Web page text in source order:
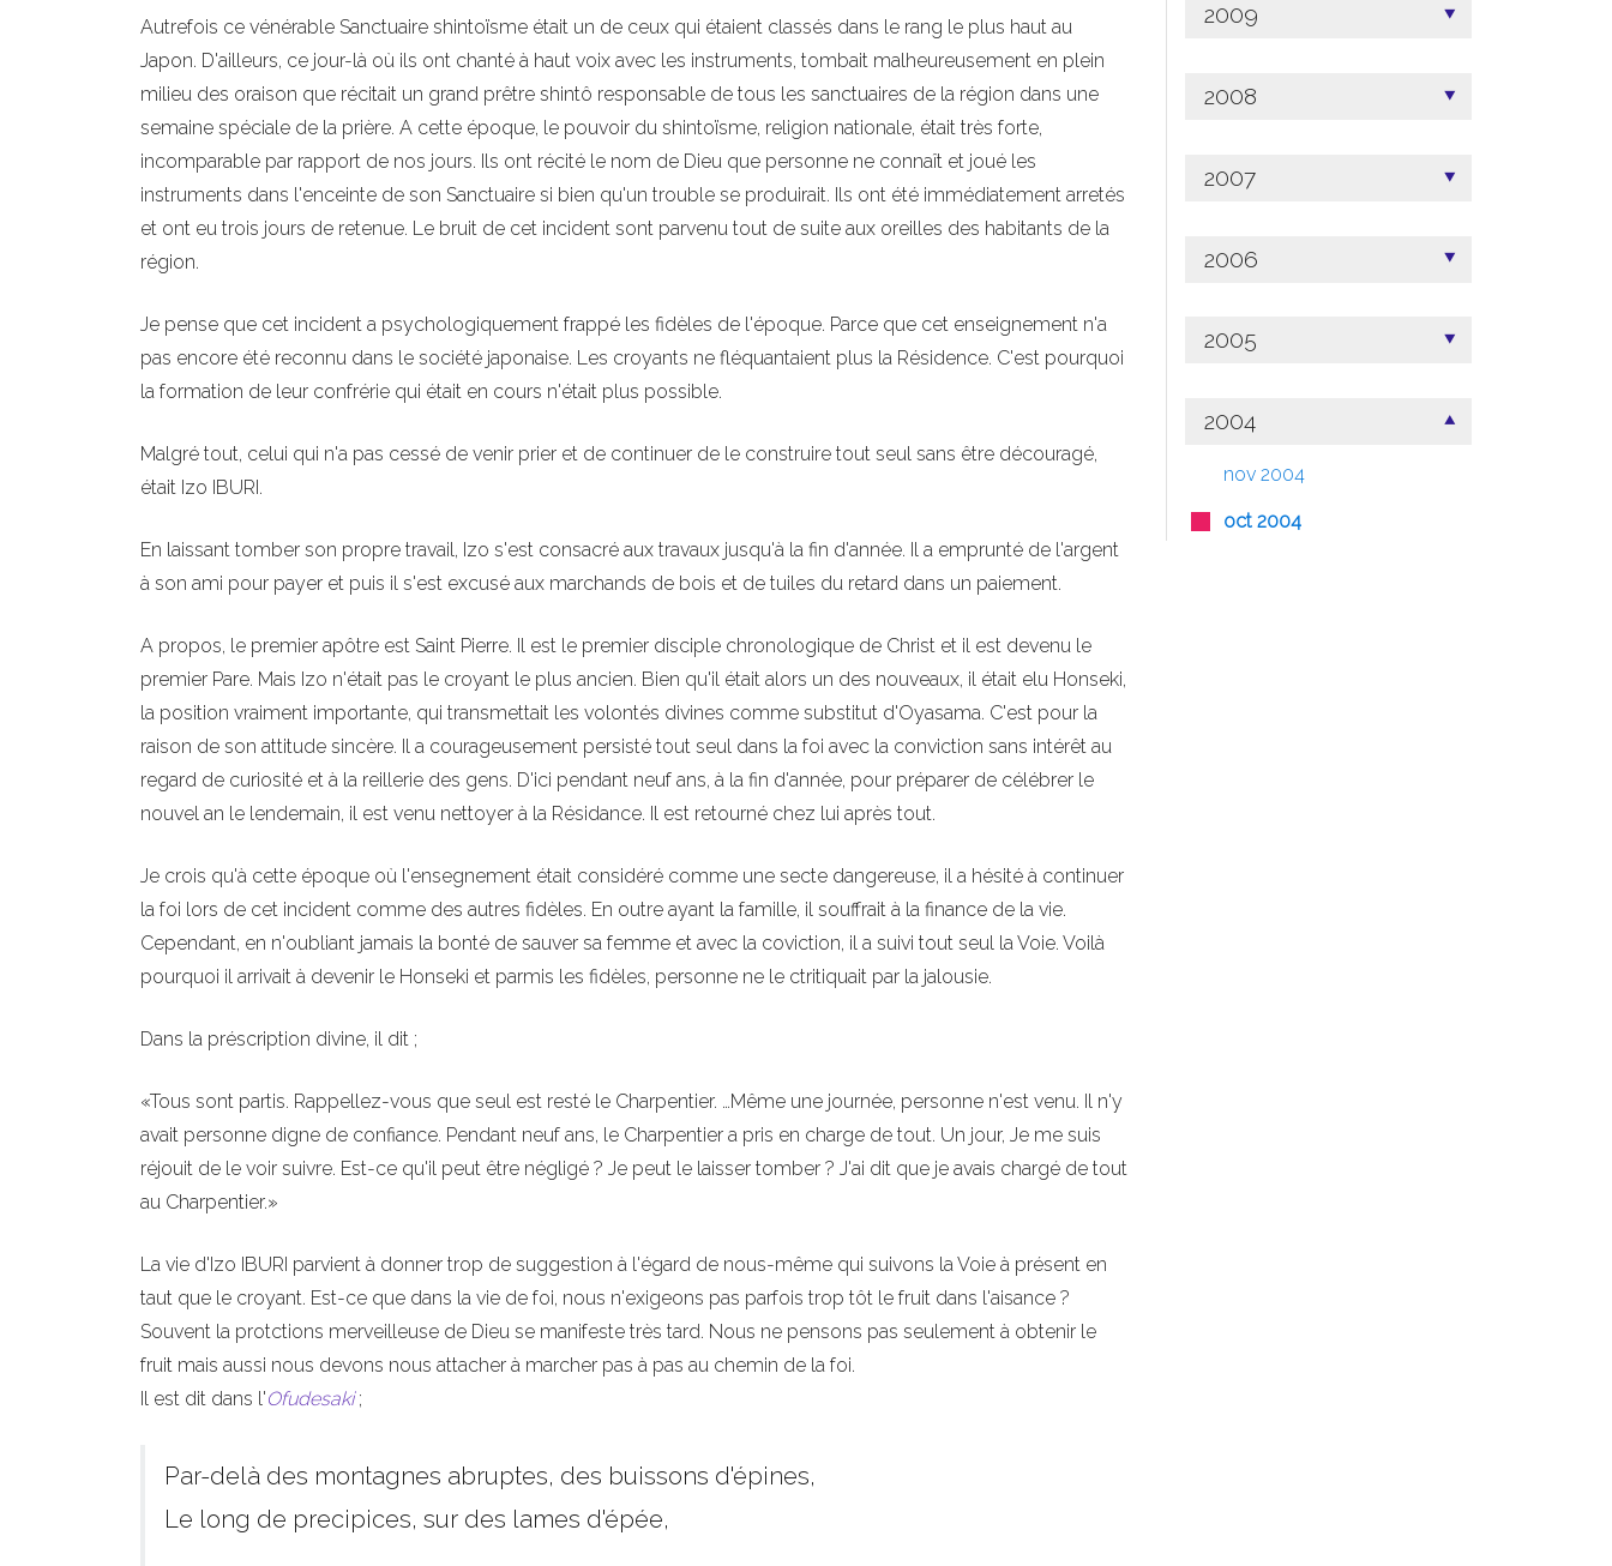
Autrefois ce vénérable Sanctuaire shintoïsme était un de ceux qui étaient classés dans le rang le plus haut au
Japon. D'ailleurs, ce jour-là où ils ont chanté à haut voix avec les instruments, tombait malheureusement en plein
milieu des oraison que récitait un grand prêtre shintô responsable de tous les sanctuaires de la région dans une
semaine spéciale de la prière. A cette époque, le pouvoir du shintoïsme, religion nationale, était très forte,
incomparable par rapport de nos jours. Ils ont récité le nom de Dieu que personne ne connaît et joué les
instruments dans l'enceinte de son Sanctuaire si bien qu'un trouble se produirait. Ils ont été immédiatement arretés
et ont eu trois jours de retenue. Le bruit de cet incident sont parvenu tout de suite aux oreilles des habitants de la
région.
Je pense que cet incident a psychologiquement frappé les fidèles de l'époque. Parce que cet enseignement n'a
pas encore été reconnu dans le société japonaise. Les croyants ne fléquantaient plus la Résidence. C'est pourquoi
la formation de leur confrérie qui était en cours n'était plus possible.
Malgré tout, celui qui n'a pas cessé de venir prier et de continuer de le construire tout seul sans être découragé,
était Izo IBURI.
En laissant tomber son propre travail, Izo s'est consacré aux travaux jusqu'à la fin d'année. Il a emprunté de l'argent
à son ami pour payer et puis il s'est excusé aux marchands de bois et de tuiles du retard dans un paiement.
A propos, le premier apôtre est Saint Pierre. Il est le premier disciple chronologique de Christ et il est devenu le
premier Pare. Mais Izo n'était pas le croyant le plus ancien. Bien qu'il était alors un des nouveaux, il était elu Honseki,
la position vraiment importante, qui transmettait les volontés divines comme substitut d'Oyasama. C'est pour la
raison de son attitude sincère. Il a courageusement persisté tout seul dans la foi avec la conviction sans intérêt au
regard de curiosité et à la reillerie des gens. D'ici pendant neuf ans, à la fin d'année, pour préparer de célébrer le
nouvel an le lendemain, il est venu nettoyer à la Résidance. Il est retourné chez lui après tout.
Je crois qu'à cette époque où l'ensegnement était considéré comme une secte dangereuse, il a hésité à continuer
la foi lors de cet incident comme des autres fidèles. En outre ayant la famille, il souffrait à la finance de la vie.
Cependant, en n'oubliant jamais la bonté de sauver sa femme et avec la coviction, il a suivi tout seul la Voie. Voilà
pourquoi il arrivait à devenir le Honseki et parmis les fidèles, personne ne le ctritiquait par la jalousie.
Dans la préscription divine, il dit ;
«Tous sont partis. Rappellez-vous que seul est resté le Charpentier. …Même une journée, personne n'est venu. Il n'y
avait personne digne de confiance. Pendant neuf ans, le Charpentier a pris en charge de tout. Un jour, Je me suis
réjouit de le voir suivre. Est-ce qu'il peut être négligé ? Je peut le laisser tomber ? J'ai dit que je avais chargé de tout
au Charpentier.»
La vie d'Izo IBURI parvient à donner trop de suggestion à l'égard de nous-même qui suivons la Voie à présent en
taut que le croyant. Est-ce que dans la vie de foi, nous n'exigeons pas parfois trop tôt le fruit dans l'aisance ?
Souvent la protctions merveilleuse de Dieu se manifeste très tard. Nous ne pensons pas seulement à obtenir le
fruit mais aussi nous devons nous attacher à marcher pas à pas au chemin de la foi.
Il est dit dans l'Ofudesaki;
Par-delà des montagnes abruptes, des buissons d'épines,
Le long de precipices, sur des lames d'épée,
2009
2008
2007
2006
2005
2004
nov 2004
oct 2004